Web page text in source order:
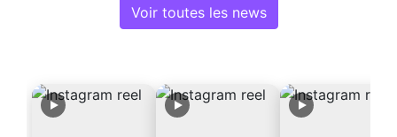
Voir toutes les news